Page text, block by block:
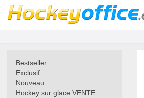
Bestseller
Exclusif
Nouveau
Hockey sur glace VENTE